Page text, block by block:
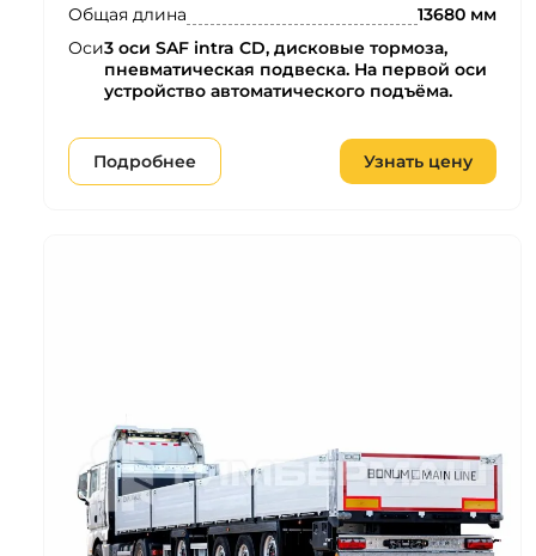
Общая длина 13680 мм
Оси3 оси SAF intra CD, дисковые тормоза,
пневматическая подвеска. На первой оси
устройство автоматического подъёма.
Подробнее Узнать цену